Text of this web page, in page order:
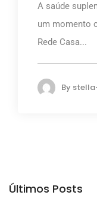
A saúde
um momento
Rede Casa...
By
Últimos Posts